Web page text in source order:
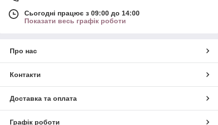
Сьогодні працює з 09:00 до 14:00
Показати весь графік роботи
Про нас
Контакти
Доставка та оплата
Графік роботи